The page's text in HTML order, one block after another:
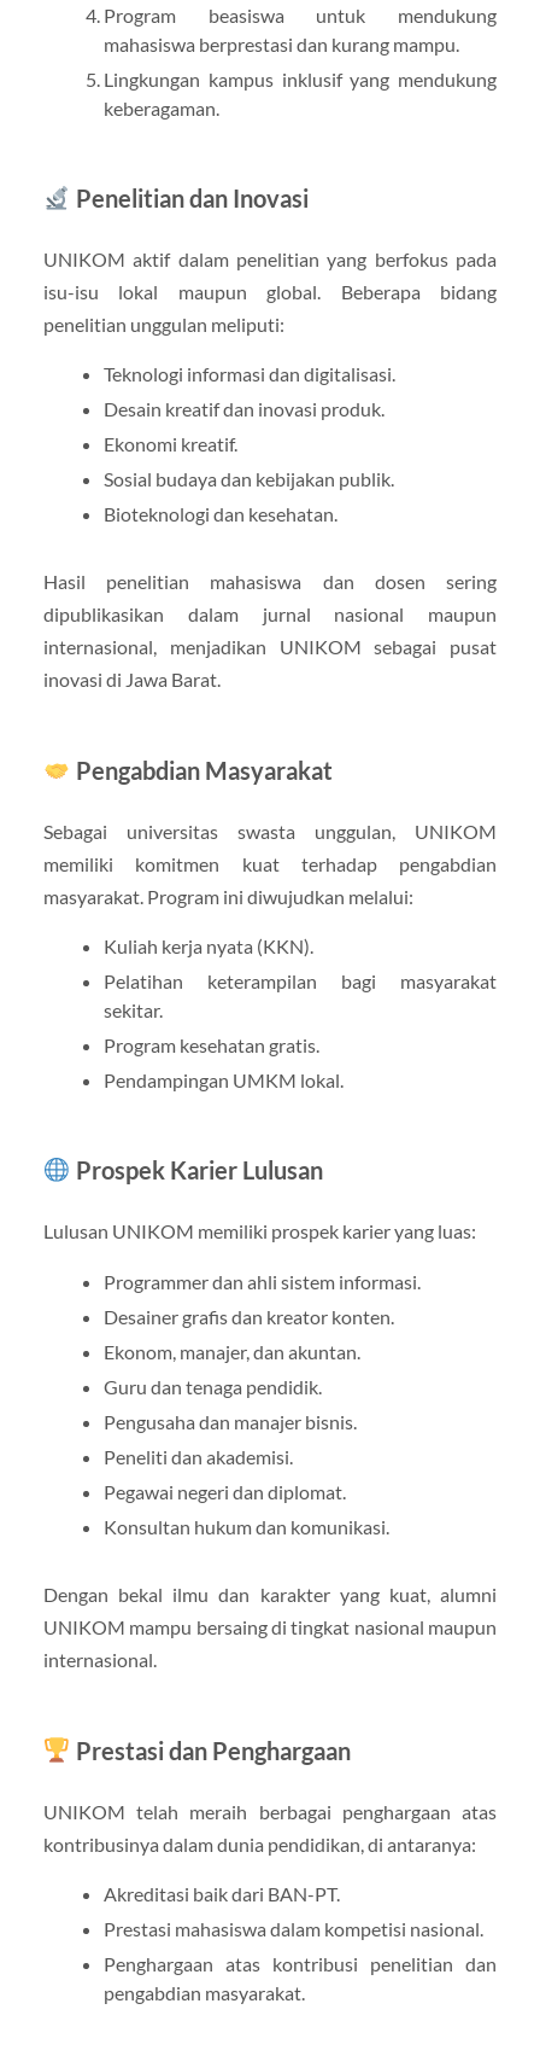
Program beasiswa untuk mendukung
mahasiswa berprestasi dan kurang mampu.
Lingkungan kampus inklusif yang mendukung
keberagaman.
Penelitian dan Inovasi
UNIKOM aktif dalam penelitian yang berfokus pada
isu-isu lokal maupun global. Beberapa bidang
penelitian unggulan meliputi:
Teknologi informasi dan digitalisasi.
Desain kreatif dan inovasi produk.
Ekonomi kreatif.
Sosial budaya dan kebijakan publik.
Bioteknologi dan kesehatan.
Hasil penelitian mahasiswa dan dosen sering
dipublikasikan dalam jurnal nasional maupun
internasional, menjadikan UNIKOM sebagai pusat
inovasi di Jawa Barat.
Pengabdian Masyarakat
Sebagai universitas swasta unggulan, UNIKOM
memiliki komitmen kuat terhadap pengabdian
masyarakat. Program ini diwujudkan melalui:
Kuliah kerja nyata (KKN).
Pelatihan keterampilan bagi masyarakat
sekitar.
Program kesehatan gratis.
Pendampingan UMKM lokal.
Prospek Karier Lulusan
Lulusan UNIKOM memiliki prospek karier yang luas:
Programmer dan ahli sistem informasi.
Desainer grafis dan kreator konten.
Ekonom, manajer, dan akuntan.
Guru dan tenaga pendidik.
Pengusaha dan manajer bisnis.
Peneliti dan akademisi.
Pegawai negeri dan diplomat.
Konsultan hukum dan komunikasi.
Dengan bekal ilmu dan karakter yang kuat, alumni
UNIKOM mampu bersaing di tingkat nasional maupun
internasional.
Prestasi dan Penghargaan
UNIKOM telah meraih berbagai penghargaan atas
kontribusinya dalam dunia pendidikan, di antaranya:
Akreditasi baik dari BAN-PT.
Prestasi mahasiswa dalam kompetisi nasional.
Penghargaan atas kontribusi penelitian dan
pengabdian masyarakat.